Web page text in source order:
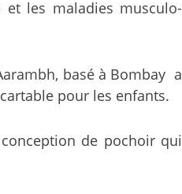
les maladies musculo-
basé à Bombay a
pour les enfants.
de pochoir qui